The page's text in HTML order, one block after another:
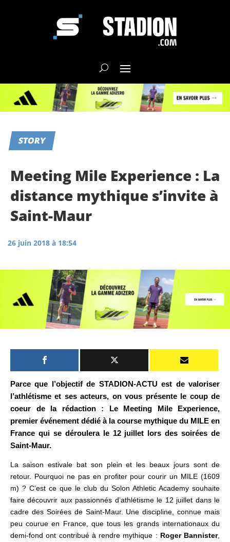
STORY
Meeting Mile Experience : La
distance mythique s’invite à
Saint-Maur
26 juin 2018 à 18:54
Parce que l’objectif de STADION-ACTU est de valoriser
l’athlétisme et ses acteurs, on vous présente le coup de
coeur de la rédaction : Le Meeting Mile Experience,
premier événement dédié à la course mythique du MILE en
France qui se déroulera le 12 juillet lors des soirées de
Saint-Maur.
La saison estivale bat son plein et les beaux jours sont de
retour. Pourquoi ne pas en profiter pour courir un MILE (1609
m) ? C’est ce que le club du Solon Athletic Academy souhaite
faire découvrir aux passionnés d’athlétisme le 12 juillet dans le
cadre des Soirées de Saint-Maur. Une discipline, connue mais
peu courue en France, que tous les grands internationaux du
demi-fond ont contribué à rendre mythique : Roger Bannister,